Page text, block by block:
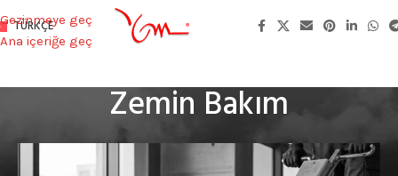
Gezinmeye geç
Ana içeriğe geç
TÜRKÇE
Zemin Bakım